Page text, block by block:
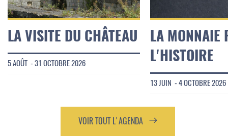
LA VISITE DU CHÂTEAU
5 AOÛT - 31 OCTOBRE 2026
LA MONNAIE
L'HISTOIRE
13 JUIN - 4 OCTOBRE 2026
VOIR TOUT L'AGENDA